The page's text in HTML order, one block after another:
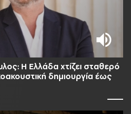
Η Ελλάδα χτίζει σταθερό
δημιουργία έως